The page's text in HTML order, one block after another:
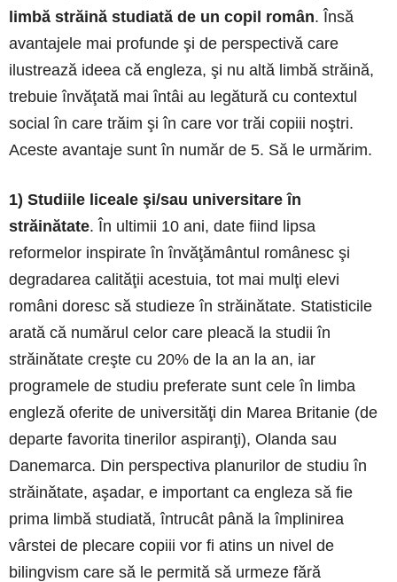
limbă străină studiată de un copil român. Însă
avantajele mai profunde şi de perspectivă care
ilustrează ideea că engleza, şi nu altă limbă străină,
trebuie învăţată mai întâi au legătură cu contextul
social în care trăim şi în care vor trăi copiii noştri.
Aceste avantaje sunt în număr de 5. Să le urmărim.
1) Studiile liceale şi/sau universitare în
străinătate. În ultimii 10 ani, date fiind lipsa
reformelor inspirate în învăţământul românesc şi
degradarea calităţii acestuia, tot mai mulţi elevi
români doresc să studieze în străinătate. Statisticile
arată că numărul celor care pleacă la studii în
străinătate creşte cu 20% de la an la an, iar
programele de studiu preferate sunt cele în limba
engleză oferite de universităţi din Marea Britanie (de
departe favorita tinerilor aspiranţi), Olanda sau
Danemarca. Din perspectiva planurilor de studiu în
străinătate, aşadar, e important ca engleza să fie
prima limbă studiată, întrucât până la împlinirea
vârstei de plecare copiii vor fi atins un nivel de
bilingvism care să le permită să urmeze fără